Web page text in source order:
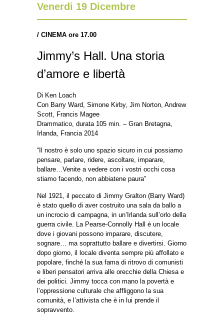
Venerdi 19 Dicembre
/ CINEMA ore 17.00
Jimmy’s Hall. Una storia
d’amore e libertà
Di Ken Loach
Con Barry Ward, Simone Kirby, Jim Norton, Andrew
Scott, Francis Magee
Drammatico, durata 105 min. – Gran Bretagna,
Irlanda, Francia 2014
“Il nostro è solo uno spazio sicuro in cui possiamo
pensare, parlare, ridere, ascoltare, imparare,
ballare…Venite a vedere con i vostri occhi cosa
stiamo facendo, non abbiatene paura”
Nel 1921, il peccato di Jimmy Gralton (Barry Ward)
è stato quello di aver costruito una sala da ballo a
un incrocio di campagna, in un’Irlanda sull’orlo della
guerra civile. La Pearse-Connolly Hall è un locale
dove i giovani possono imparare, discutere,
sognare… ma soprattutto ballare e divertirsi. Giorno
dopo giorno, il locale diventa sempre più affollato e
popolare, finché la sua fama di ritrovo di comunisti
e liberi pensatori arriva alle orecchie della Chiesa e
dei politici. Jimmy tocca con mano la povertà e
l’oppressione culturale che affliggono la sua
comunità, e l’attivista che è in lui prende il
sopravvento.